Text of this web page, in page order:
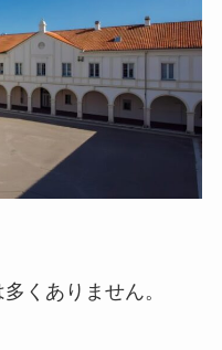
くありません。